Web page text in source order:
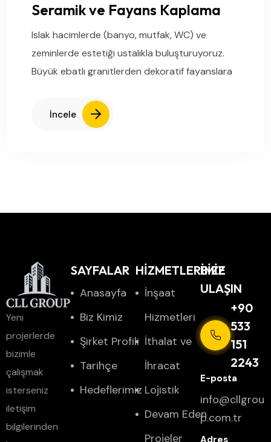
Seramik ve Fayans Kaplama
Islak hacimlerde (banyo, mutfak, WC) ve
zeminlerde estetiği ustalıkla buluşturuyoruz.
Büyük ebatlı granitlerden dekoratif fayanslara
İncele
Yeni
projerlerde
bizimle
çalışmak
isterseniz
iletişim
bilgilerinden
SAYFALAR
Anasayfa
Biz Kimiz
Şirket Profili
Tarihçe
Hedeflerimiz
HİZMETLERİMİZ
İnşaat
Hizmetleri
İthalat ve
İhracat
Lojistik
Devam Eden
Projeler
BIZE
ULAŞIN
+90
533
151
2243
info@cllgrou
p.com.tr